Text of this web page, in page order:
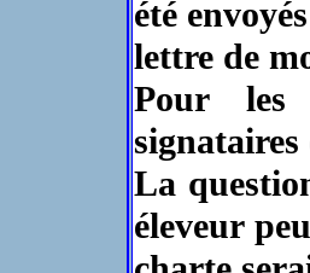
été
lettre de
Pour les
La
éleveur